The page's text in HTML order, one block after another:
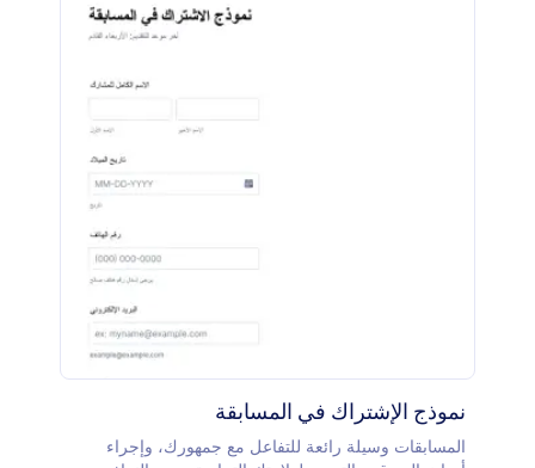
نموذج الإشتراك في المسابقة
المسابقات وسيلة رائعة للتفاعل مع جمهورك، وإجراء